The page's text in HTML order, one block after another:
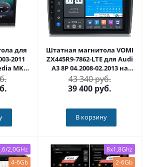
для
MKD-
Штатная магнитола VOMI
ZX445R9-7862-LTE для Audi
A3 8P 04.2008-02.2013 на
Android 10
43 340 руб.
39 400 руб.
В корзину
2,0GHz
4-6Gb
8x1,8Ghz
2-6Gb